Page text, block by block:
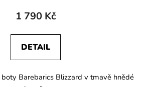
1 790 Kč
DETAIL
Barebarics Blizzard v tmavě hnědé